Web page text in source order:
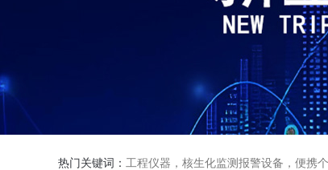
热门关键词： 工程仪器，核生化监测报警设备，便携